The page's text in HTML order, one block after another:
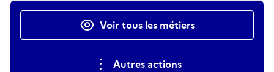
Actions rapidesVoir tous les métiers
Autres actions